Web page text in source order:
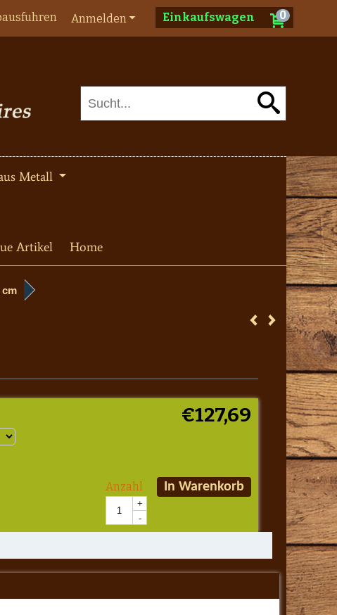
Einkaufswagen 0
Anmelden
Metall
Artikel Home
cm
€127,69
Anzahl
+
-
In Warenkorb